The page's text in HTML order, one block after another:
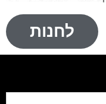
לחנות